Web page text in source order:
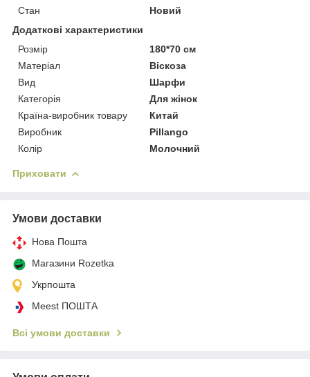
Стан
Новий
Додаткові характеристики
Розмір
180*70 см
Матеріал
Віскоза
Вид
Шарфи
Категорія
Для жінок
Країна-виробник товару
Китай
Виробник
Pillango
Колір
Молочний
Приховати
Умови доставки
Нова Пошта
Магазини Rozetka
Укрпошта
Meest ПОШТА
Всі умови доставки